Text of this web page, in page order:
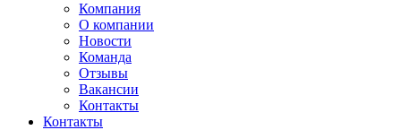
Компания
О компании
Новости
Команда
Отзывы
Вакансии
Контакты
Контакты